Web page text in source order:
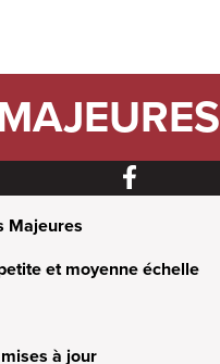
Majeures
et moyenne échelle
à jour